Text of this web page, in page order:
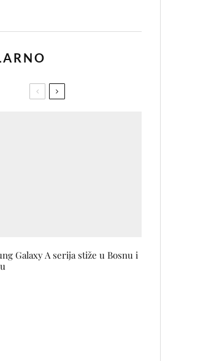
Galaxy A serija stiže u Bosnu i